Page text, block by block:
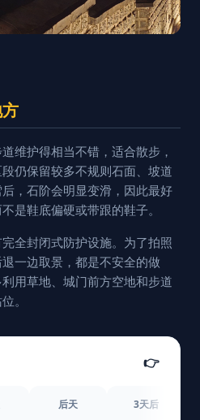
维护得相当不错，适合散步，
仍保留较多不规则石面、坡道
，石阶会明显变滑，因此最好
是鞋底偏硬或带跟的鞋子。
全封闭式防护设施。为了拍照
一边取景，都是不安全的做
用草地、城门前方空地和步道
。
👉
后天 3天后